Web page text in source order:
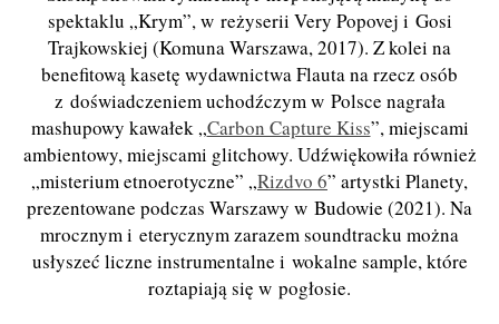
spektaklu „Krym”, w reżyserii Very Popovej i Gosi
Trajkowskiej (Komuna Warszawa, 2017). Z kolei na
benefitową kasetę wydawnictwa Flauta na rzecz osób
z doświadczeniem uchodźczym w Polsce nagrała
mashupowy kawałek „Carbon Capture Kiss”, miejscami
ambientowy, miejscami glitchowy. Udźwiękowiła również
„misterium etnoerotyczne” „Rizdvo 6” artystki Planety,
prezentowane podczas Warszawy w Budowie (2021). Na
mrocznym i eterycznym zarazem soundtracku można
usłyszeć liczne instrumentalne i wokalne sample, które
roztapiają się w pogłosie.